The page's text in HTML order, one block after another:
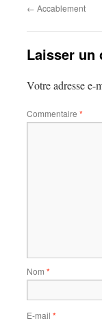
← Accablement
Laisser un
Votre adresse e-
Commentaire *
Nom *
E-mail *